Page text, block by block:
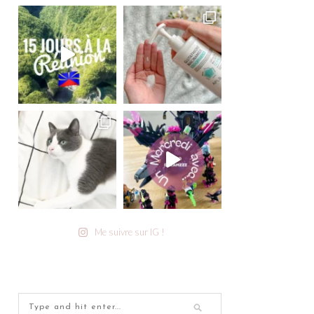
Me suivre sur IG !